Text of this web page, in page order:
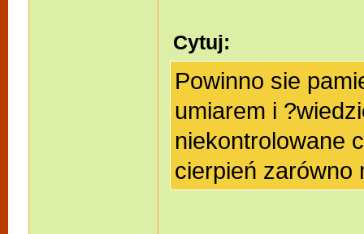
Cytuj:
Powinno sie
umiarem i
niekontrolowane
cierpień zarówno